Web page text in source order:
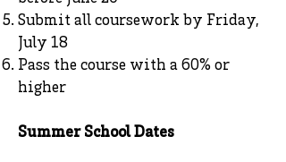
Submit all coursework by Friday,
July 18
Pass the course with a 60% or
higher
Summer School Dates